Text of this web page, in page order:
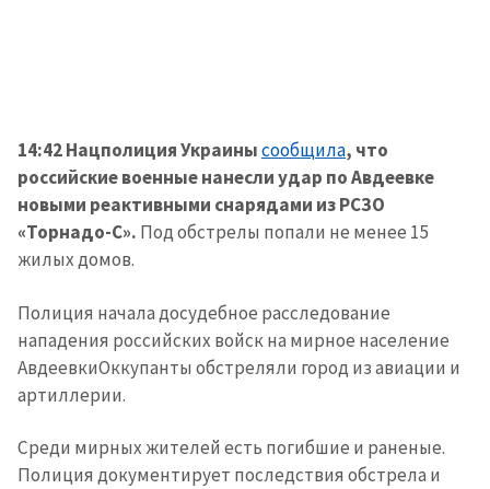
14:42 Нацполиция Украинысообщила, что
российские военные нанесли удар по Авдеевке
новыми реактивными снарядами из РСЗО
«Торнадо-С». Под обстрелы попали не менее 15
жилых домов.
Полиция начала досудебное расследование
нападения российских войск на мирное население
АвдеевкиОккупанты обстреляли город из авиации и
артиллерии.
Среди мирных жителей есть погибшие и раненые.
Полиция документирует последствия обстрела и